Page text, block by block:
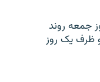
جمعه روند
و ظرف یک روز